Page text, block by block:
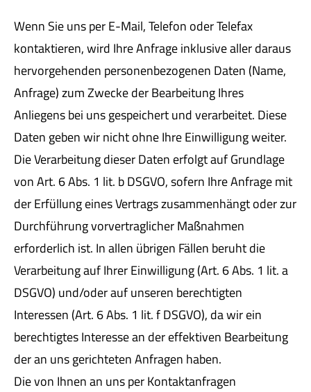
Wenn Sie uns per E-Mail, Telefon oder Telefax
kontaktieren, wird Ihre Anfrage inklusive aller daraus
hervorgehenden personenbezogenen Daten (Name,
Anfrage) zum Zwecke der Bearbeitung Ihres
Anliegens bei uns gespeichert und verarbeitet. Diese
Daten geben wir nicht ohne Ihre Einwilligung weiter.
Die Verarbeitung dieser Daten erfolgt auf Grundlage
von Art. 6 Abs. 1 lit. b DSGVO, sofern Ihre Anfrage mit
der Erfüllung eines Vertrags zusammenhängt oder zur
Durchführung vorvertraglicher Maßnahmen
erforderlich ist. In allen übrigen Fällen beruht die
Verarbeitung auf Ihrer Einwilligung (Art. 6 Abs. 1 lit. a
DSGVO) und/oder auf unseren berechtigten
Interessen (Art. 6 Abs. 1 lit. f DSGVO), da wir ein
berechtigtes Interesse an der effektiven Bearbeitung
der an uns gerichteten Anfragen haben.
Die von Ihnen an uns per Kontaktanfragen